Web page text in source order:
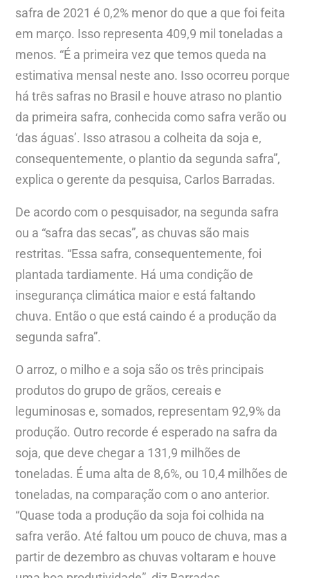
safra de 2021 é 0,2% menor do que a que foi feita
em março. Isso representa 409,9 mil toneladas a
menos. “É a primeira vez que temos queda na
estimativa mensal neste ano. Isso ocorreu porque
há três safras no Brasil e houve atraso no plantio
da primeira safra, conhecida como safra verão ou
‘das águas’. Isso atrasou a colheita da soja e,
consequentemente, o plantio da segunda safra”,
explica o gerente da pesquisa, Carlos Barradas.
De acordo com o pesquisador, na segunda safra
ou a “safra das secas”, as chuvas são mais
restritas. “Essa safra, consequentemente, foi
plantada tardiamente. Há uma condição de
insegurança climática maior e está faltando
chuva. Então o que está caindo é a produção da
segunda safra”.
O arroz, o milho e a soja são os três principais
produtos do grupo de grãos, cereais e
leguminosas e, somados, representam 92,9% da
produção. Outro recorde é esperado na safra da
soja, que deve chegar a 131,9 milhões de
toneladas. É uma alta de 8,6%, ou 10,4 milhões de
toneladas, na comparação com o ano anterior.
“Quase toda a produção da soja foi colhida na
safra verão. Até faltou um pouco de chuva, mas a
partir de dezembro as chuvas voltaram e houve